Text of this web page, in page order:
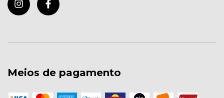
Meios de pagamento